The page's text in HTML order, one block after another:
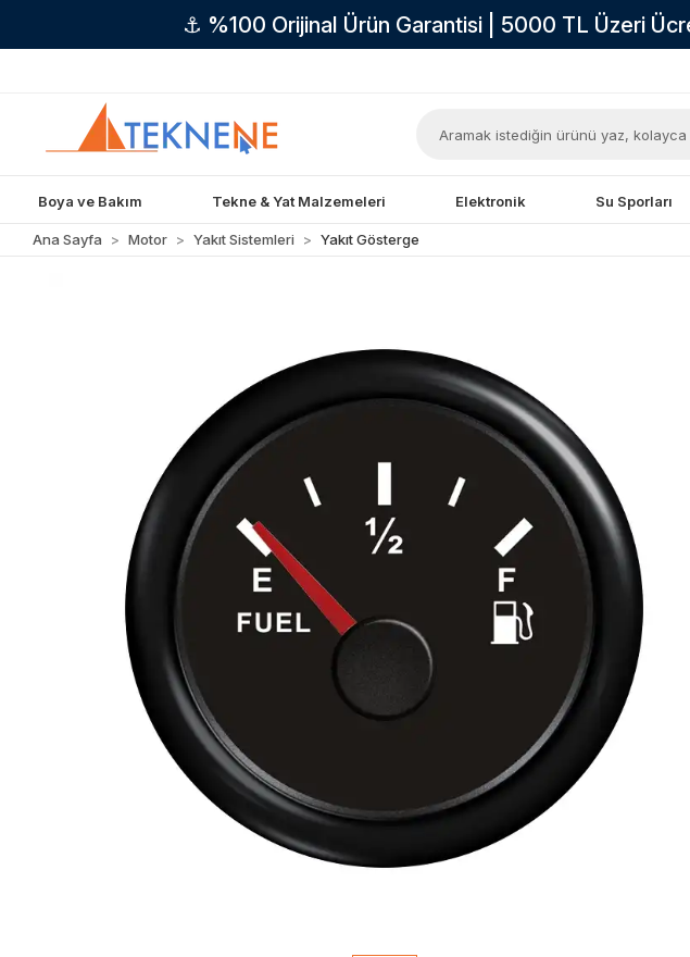
⚓ %100 Orijinal Ürün Garantisi | 5000 TL Üzeri
Boya ve Bakım Tekne & Yat Malzemeleri Elektronik Su Sporları
Ana Sayfa Motor Yakıt Sistemleri Yakıt Gösterge